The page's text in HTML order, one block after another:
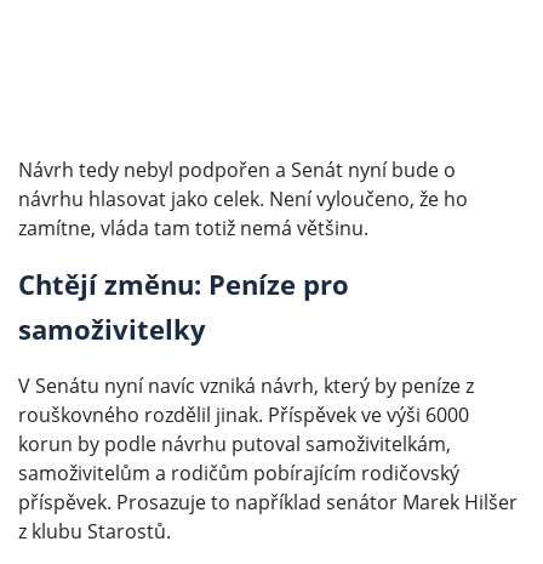
Návrh tedy nebyl podpořen a Senát nyní bude o
návrhu hlasovat jako celek. Není vyloučeno, že ho
zamítne, vláda tam totiž nemá většinu.
Chtějí změnu: Peníze pro
samoživitelky
V Senátu nyní navíc vzniká návrh, který by peníze z
rouškovného rozdělil jinak. Příspěvek ve výši 6000
korun by podle návrhu putoval samoživitelkám,
samoživitelům a rodičům pobírajícím rodičovský
příspěvek. Prosazuje to například senátor Marek Hilšer
z klubu Starostů.